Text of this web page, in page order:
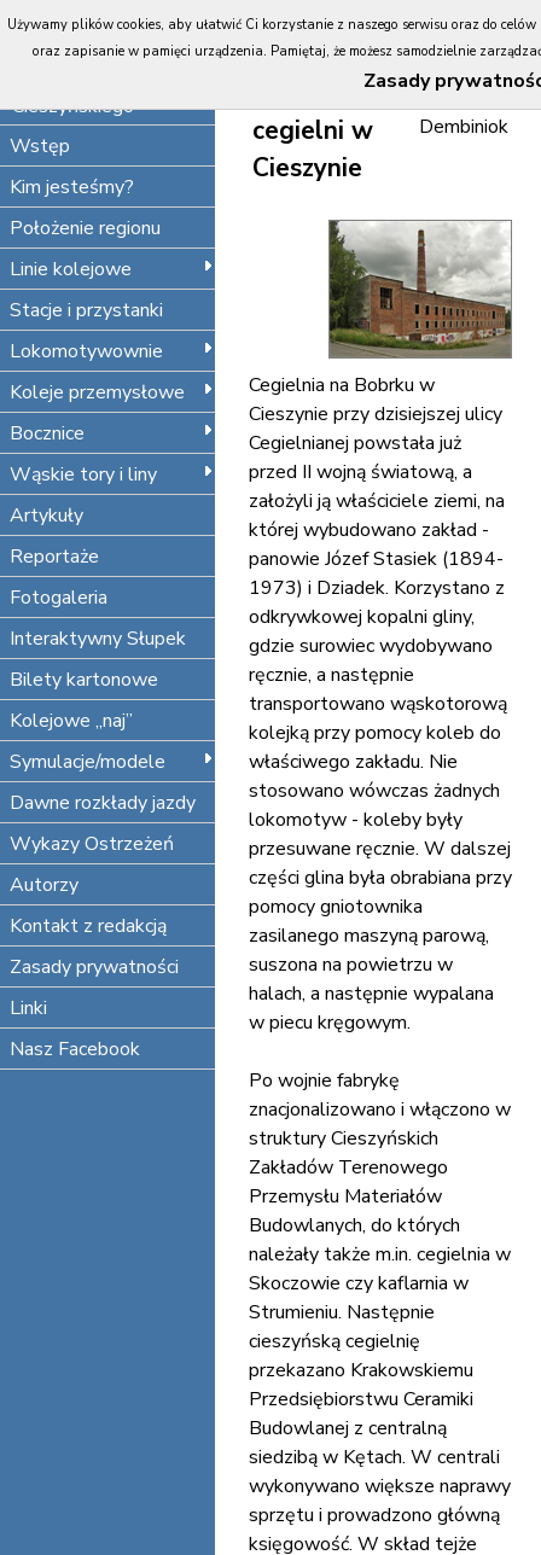
Portal
Koleje
Cieszyńskiego
Wstęp
Kim jesteśmy?
Położenie regionu
Linie kolejowe
Stacje i przystanki
Lokomotywownie
Koleje przemysłowe
Bocznice
Wąskie tory i liny
Artykuły
Reportaże
Fotogaleria
Interaktywny Słupek
Bilety kartonowe
Kolejowe „naj”
Symulacje/modele
Dawne rozkłady jazdy
Wykazy Ostrzeżeń
Autorzy
Kontakt z redakcją
Zasady prywatności
Linki
Nasz Facebook
Kolej
wąskotorowa
cegielni w
Cieszynie
Maciej
Dembiniok
Cegielnia na Bobrku w
Cieszynie przy dzisiejszej ulicy
Cegielnianej powstała już
przed II wojną światową, a
założyli ją właściciele ziemi, na
której wybudowano zakład -
panowie Józef Stasiek (1894-
1973) i Dziadek. Korzystano z
odkrywkowej kopalni gliny,
gdzie surowiec wydobywano
ręcznie, a następnie
transportowano wąskotorową
kolejką przy pomocy koleb do
właściwego zakładu. Nie
stosowano wówczas żadnych
lokomotyw - koleby były
przesuwane ręcznie. W dalszej
części glina była obrabiana przy
pomocy gniotownika
zasilanego maszyną parową,
suszona na powietrzu w
halach, a następnie wypalana
w piecu kręgowym.
Po wojnie fabrykę
znacjonalizowano i włączono w
struktury Cieszyńskich
Zakładów Terenowego
Przemysłu Materiałów
Budowlanych, do których
należały także m.in. cegielnia w
Skoczowie czy kaflarnia w
Strumieniu. Następnie
cieszyńską cegielnię
przekazano Krakowskiemu
Przedsiębiorstwu Ceramiki
Budowlanej z centralną
siedzibą w Kętach. W centrali
wykonywano większe naprawy
sprzętu i prowadzono główną
księgowość. W skład tejże
Używamy plików cookies, aby ułatwić Ci korzystanie z naszego serwisu oraz do
oraz zapisanie w pamięci urządzenia. Pamiętaj, że możesz samodzielnie
Zasady